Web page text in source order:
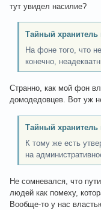
тут увидел насилие?
Тайный хранитель
На фоне того, что
конечно,
Странно, как мой фон
домодедовцев. Вот уж
Тайный хранитель
К тому же есть
на
Не сомневался, что
людей как помеху,
Вообще-то у нас